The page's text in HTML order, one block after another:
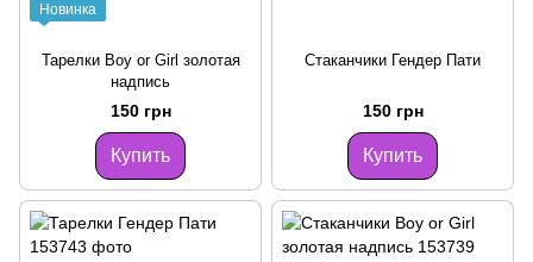
Новинка
Тарелки Boy or Girl золотая
надпись
150 грн
Купить
Стаканчики Гендер Пати
150 грн
Купить